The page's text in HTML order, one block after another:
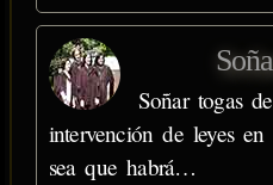
Soñar togas
intervención de leyes
sea que habrá…